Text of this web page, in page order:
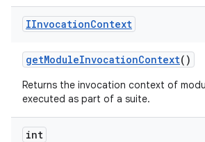
IInvocationContext
getModuleInvocationContext()
Returns the invocation context of
executed as part of a suite.
int